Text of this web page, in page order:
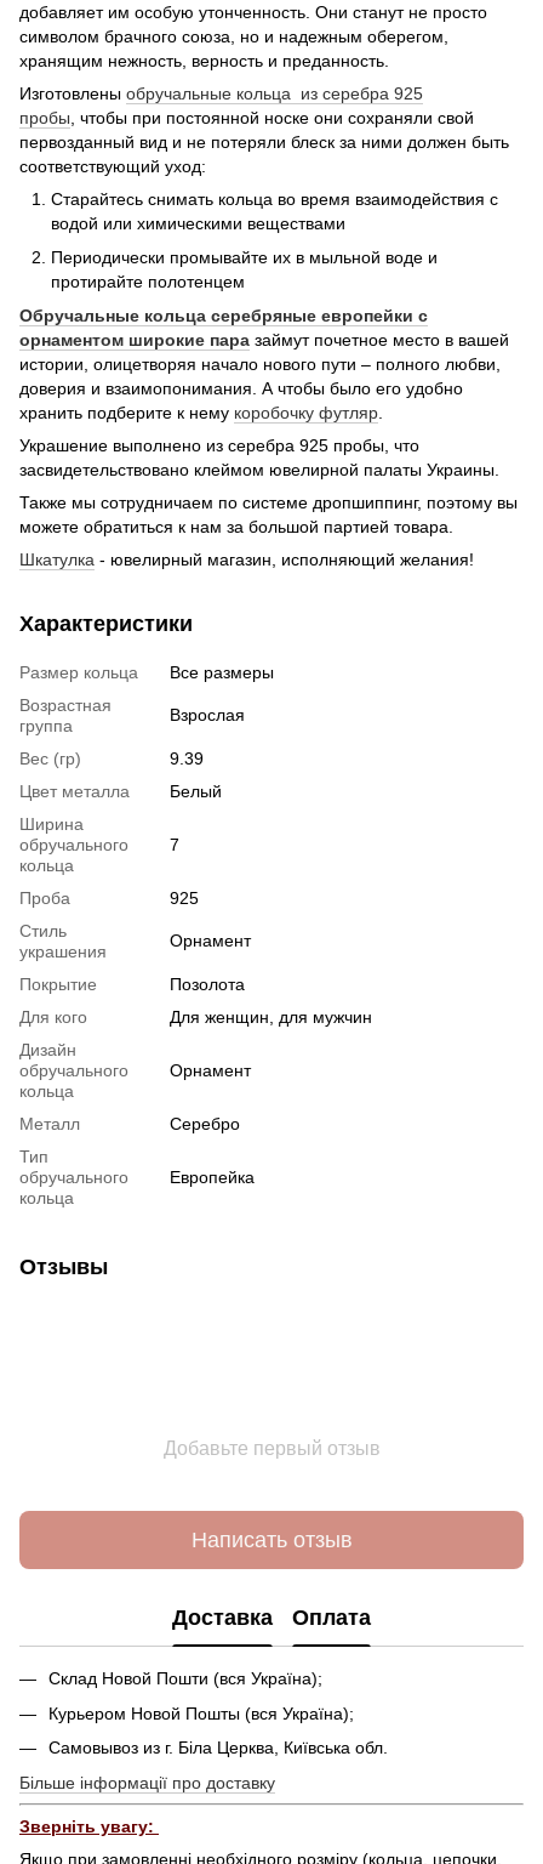
добавляет им особую утонченность. Они станут не просто
символом брачного союза, но и надежным оберегом,
хранящим нежность, верность и преданность.
Изготовлены обручальные кольца из серебра 925
пробы , чтобы при постоянной носке они сохраняли свой
первозданный вид и не потеряли блеск за ними должен быть
соответствующий уход:
Старайтесь снимать кольца во время взаимодействия с
водой или химическими веществами
Периодически промывайте их в мыльной воде и
протирайте полотенцем
Обручальные кольца серебряные европейки с
орнаментом широкие пара займут почетное место в вашей
истории, олицетворяя начало нового пути – полного любви,
доверия и взаимопонимания. А чтобы было его удобно
хранить подберите к нему коробочку футляр.
Украшение выполнено из серебра 925 пробы, что
засвидетельствовано клеймом ювелирной палаты Украины.
Также мы сотрудничаем по системе дропшиппинг, поэтому вы
можете обратиться к нам за большой партией товара.
Шкатулка - ювелирный магазин, исполняющий желания!
Характеристики
Размер кольца
Все размеры
Возрастная
группа
Взрослая
Вес (гр)
9.39
Цвет металла
Белый
Ширина
обручального
кольца
7
Проба
925
Стиль
украшения
Орнамент
Покрытие
Позолота
Для кого
Для женщин, для мужчин
Дизайн
обручального
кольца
Орнамент
Металл
Серебро
Тип
обручального
кольца
Европейка
Отзывы
Добавьте первый отзыв
Написать отзыв
Доставка Оплата
Склад Новой Пошти (вся Україна);
Курьером Новой Пошты (вся Україна);
Самовывоз из г. Біла Церква, Київська обл.
Більше інформації про доставку
Зверніть увагу:
Якщо при замовленні необхідного розміру (кольца, цепочки,